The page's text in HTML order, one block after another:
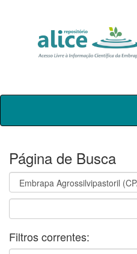
Skip
Página de Busca
Filtros correntes: